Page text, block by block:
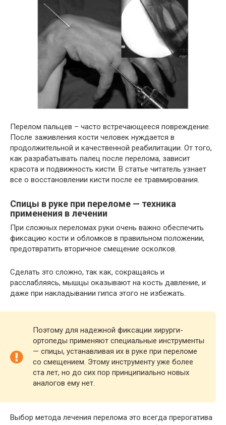
Перелом пальцев – часто встречающееся повреждение.
После заживления кости человек нуждается в
продолжительной и качественной реабилитации. От того,
как разрабатывать палец после перелома, зависит
красота и подвижность кисти. В статье читатель узнает
все о восстановлении кисти после ее травмирования.
Спицы в руке при переломе — техника
применения в лечении
При сложных переломах руки очень важно обеспечить
фиксацию кости и обломков в правильном положении,
предотвратить вторичное смещение осколков.
Сделать это сложно, так как, сокращаясь и
расслабляясь, мышцы оказывают на кость давление, и
даже при накладывании гипса этого не избежать.
Поэтому для надежной фиксации хирурги-
ортопеды применяют специальные инструменты
— спицы, устанавливая их в руке при переломе
со смещением. Этому инструменту уже более
ста лет, но до сих пор принципиально новых
аналогов ему нет.
Выбор метода лечения перелома это всегда прерогатива